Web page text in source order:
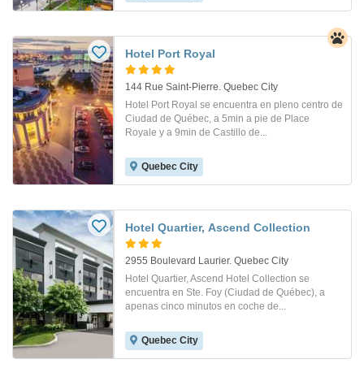
Hotel Port Royal
144 Rue Saint-Pierre. Quebec City
Hotel Port Royal se encuentra en pleno centro de
Ciudad de Québec, a 5min a pie de Place
Royale y a 9min de Castillo de...
Quebec City
Hotel Quartier, Ascend Collection
2955 Boulevard Laurier. Quebec City
Hotel Quartier, Ascend Hotel Collection se
encuentra en Ste. Foy (Ciudad de Québec), a
apenas cinco minutos en coche de...
Quebec City